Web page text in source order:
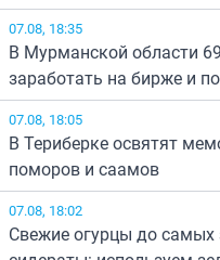
07.08, 18:35
В Мурманской области
заработать на бирже и
07.08, 18:05
В Териберке освятят
поморов и саамов
07.08, 18:02
Свежие огурцы до самых